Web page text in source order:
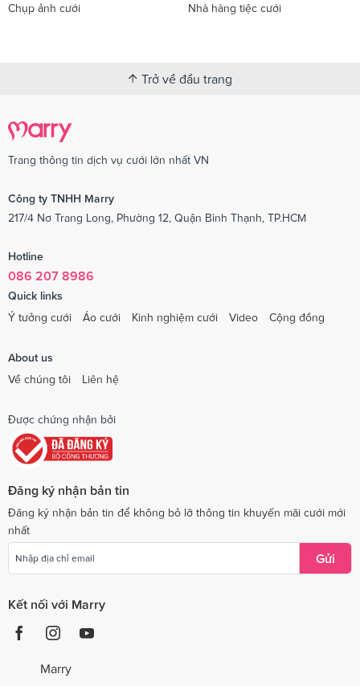
Chụp ảnh cưới Nhà hàng tiệc cưới
Trở về đầu trang
Trang thông tin dịch vụ cưới lớn nhất VN
Công ty TNHH Marry
217/4 Nơ Trang Long, Phường 12, Quận Bình Thạnh, TP.HCM
Hotline
086 207 8986
Quick links
Ý tưởng cưới
Áo cưới Kinh nghiệm cưới Video Cộng đồng
About us
Về chúng tôi
Liên hệ
Được chứng nhận bởi
Đăng ký nhận bản tin
Đăng ký nhận bản tin để không bỏ lỡ thông tin khuyến mãi cưới mới
nhất
Gửi
Kết nối với Marry
Marry